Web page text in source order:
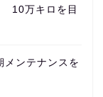
10万キロを目
ンテナンスを